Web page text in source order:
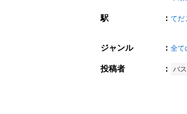
駅 ： てだ
ジャンル ： 全て
投稿者 ： バ